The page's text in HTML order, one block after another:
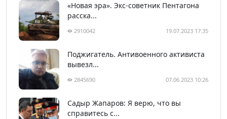
«Новая эра». Экс-советник Пентагона
расска...
2910042 19.07.2023 17:35
Поджигатель. Антивоенного активиста
вывезл...
2845690 07.06.2023 10:26
Садыр Жапаров: Я верю, что вы
справитесь с...